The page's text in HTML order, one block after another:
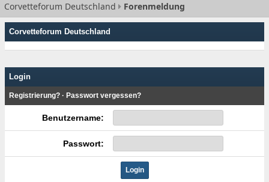
Corvetteforum Deutschland Forenmeldung
Corvetteforum Deutschland
Login
Registrierung? · Passwort vergessen?
Benutzername:
Passwort: